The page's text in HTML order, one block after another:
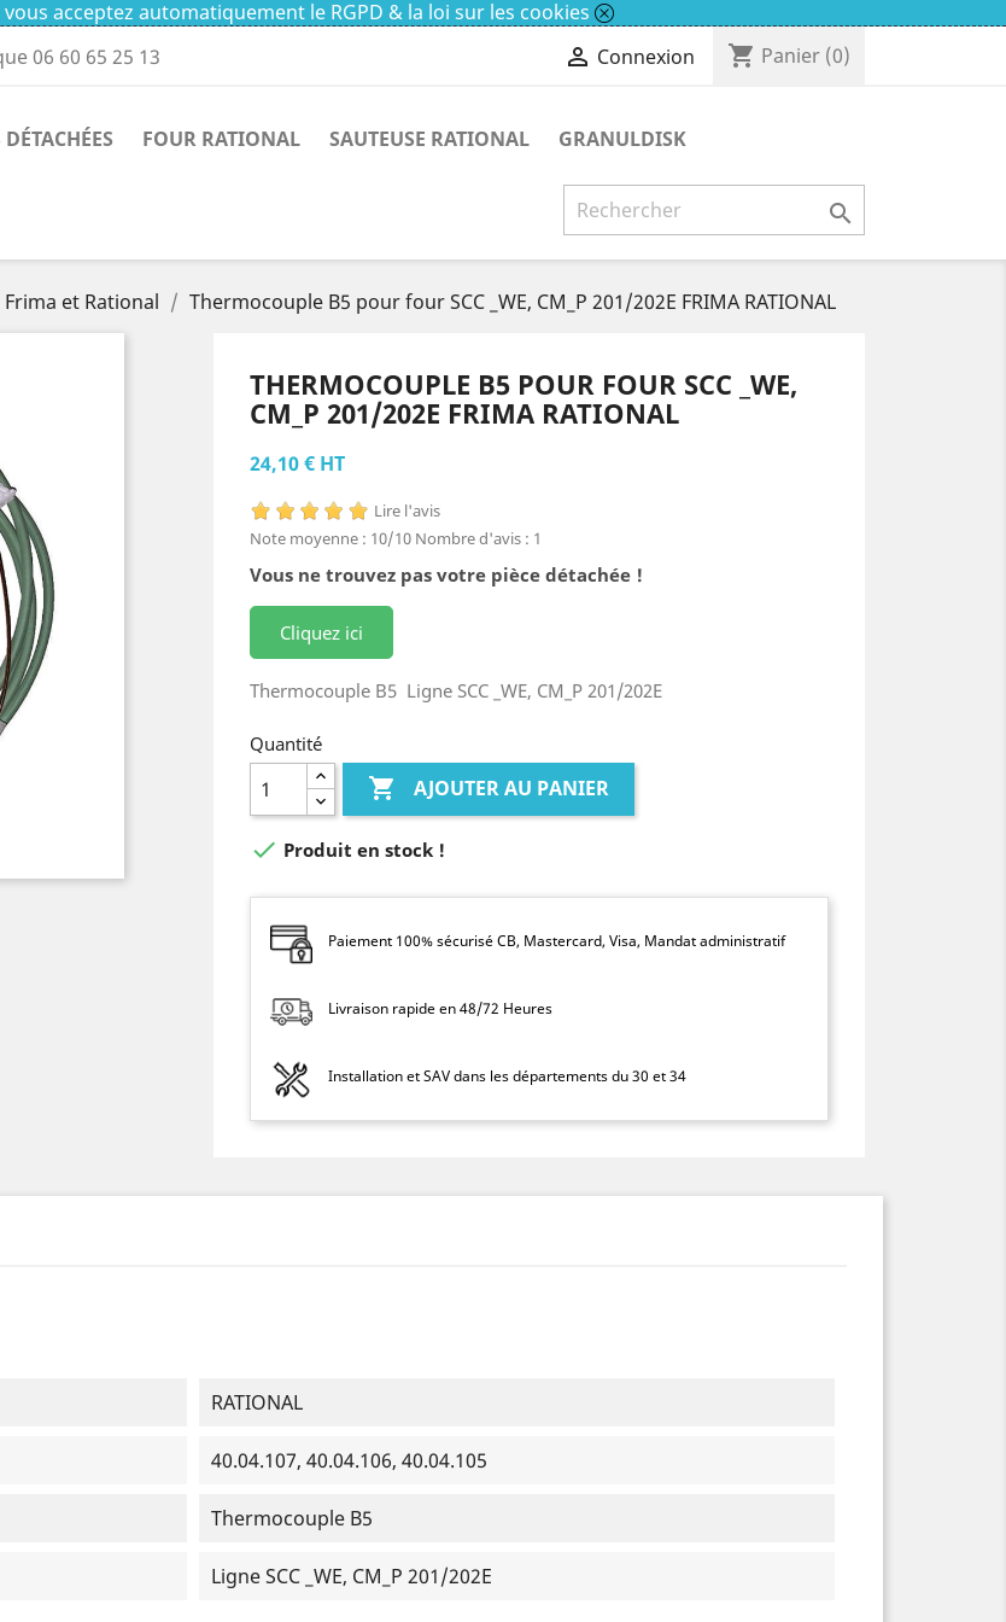
acceptez automatiquement le RGPD & la loi sur les cookies
06 60 65 25 13  Connexion shopping_cart Panier (0)
DÉTACHÉES FOUR RATIONAL SAUTEUSE RATIONAL GRANULDISK

et Rational Thermocouple B5 pour four SCC _WE, CM_P 201/202E FRIMA RATIONAL
THERMOCOUPLE B5 POUR FOUR SCC _WE,
CM_P 201/202E FRIMA RATIONAL
24,10 € HT
Lire l'avis
Note moyenne : 10/10 Nombre d'avis : 1
Vous ne trouvez pas votre pièce détachée !
Cliquez ici
Thermocouple B5 Ligne SCC _WE, CM_P 201/202E
Quantité
 AJOUTER AU PANIER
 Produit en stock !
Paiement 100% sécurisé CB, Mastercard, Visa, Mandat administratif
Livraison rapide en 48/72 Heures
Installation et SAV dans les départements du 30 et 34
RATIONAL
40.04.107, 40.04.106, 40.04.105
Thermocouple B5
Ligne SCC _WE, CM_P 201/202E